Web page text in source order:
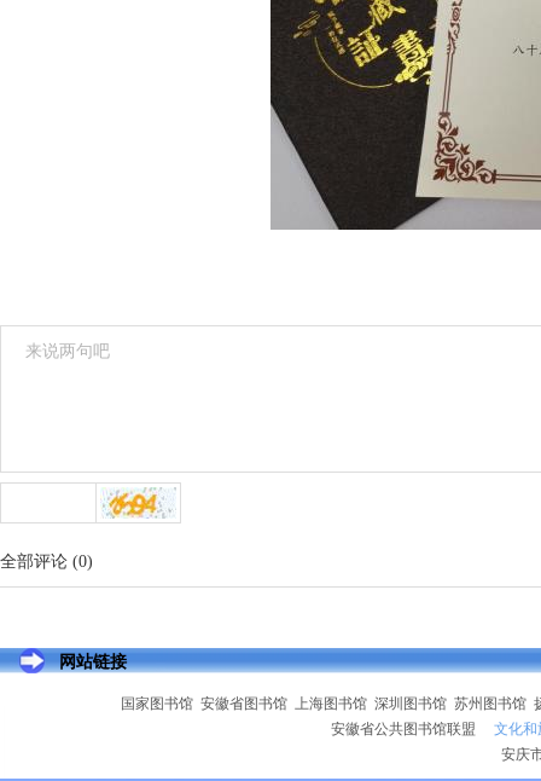
全部评论 (0)
网站链接
国家图书馆 安徽省图书馆 上海图书馆 深圳图书馆 苏州图书馆
安徽省公共图书馆联盟
文化
安庆